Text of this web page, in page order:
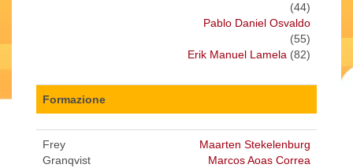
(44)
Pablo Daniel Osvaldo
(55)
Erik Manuel Lamela (82)
Formazione
Frey
Granqvist
Maarten Stekelenburg
Marcos Aoas Correa